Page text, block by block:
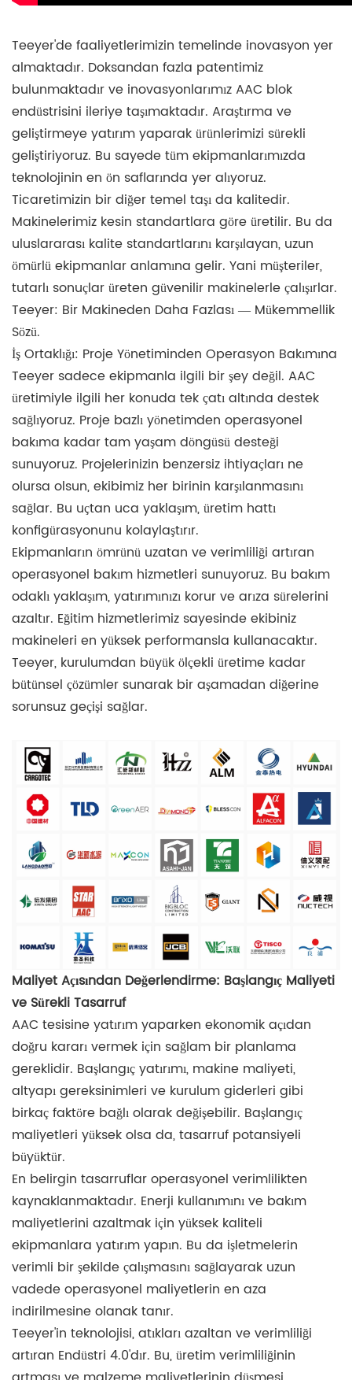
Teeyer'de faaliyetlerimizin temelinde inovasyon yer
almaktadır. Doksandan fazla patentimiz
bulunmaktadır ve inovasyonlarımız AAC blok
endüstrisini ileriye taşımaktadır. Araştırma ve
geliştirmeye yatırım yaparak ürünlerimizi sürekli
geliştiriyoruz. Bu sayede tüm ekipmanlarımızda
teknolojinin en ön saflarında yer alıyoruz.
Ticaretimizin bir diğer temel taşı da kalitedir.
Makinelerimiz kesin standartlara göre üretilir. Bu da
uluslararası kalite standartlarını karşılayan, uzun
ömürlü ekipmanlar anlamına gelir. Yani müşteriler,
tutarlı sonuçlar üreten güvenilir makinelerle çalışırlar.
Teeyer: Bir Makineden Daha Fazlası — Mükemmellik
Sözü.
İş Ortaklığı: Proje Yönetiminden Operasyon Bakımına
Teeyer sadece ekipmanla ilgili bir şey değil. AAC
üretimiyle ilgili her konuda tek çatı altında destek
sağlıyoruz. Proje bazlı yönetimden operasyonel
bakıma kadar tam yaşam döngüsü desteği
sunuyoruz. Projelerinizin benzersiz ihtiyaçları ne
olursa olsun, ekibimiz her birinin karşılanmasını
sağlar. Bu uçtan uca yaklaşım, üretim hattı
konfigürasyonunu kolaylaştırır.
Ekipmanların ömrünü uzatan ve verimliliği artıran
operasyonel bakım hizmetleri sunuyoruz. Bu bakım
odaklı yaklaşım, yatırımınızı korur ve arıza sürelerini
azaltır. Eğitim hizmetlerimiz sayesinde ekibiniz
makineleri en yüksek performansla kullanacaktır.
Teeyer, kurulumdan büyük ölçekli üretime kadar
bütünsel çözümler sunarak bir aşamadan diğerine
sorunsuz geçişi sağlar.
Maliyet Açısından Değerlendirme: Başlangıç ​​Maliyeti
ve Sürekli Tasarruf
AAC tesisine yatırım yaparken ekonomik açıdan
doğru kararı vermek için sağlam bir planlama
gereklidir. Başlangıç ​​yatırımı, makine maliyeti,
altyapı gereksinimleri ve kurulum giderleri gibi
birkaç faktöre bağlı olarak değişebilir. Başlangıç ​​
maliyetleri yüksek olsa da, tasarruf potansiyeli
büyüktür.
En belirgin tasarruflar operasyonel verimlilikten
kaynaklanmaktadır. Enerji kullanımını ve bakım
maliyetlerini azaltmak için yüksek kaliteli
ekipmanlara yatırım yapın. Bu da işletmelerin
verimli bir şekilde çalışmasını sağlayarak uzun
vadede operasyonel maliyetlerin en aza
indirilmesine olanak tanır.
Teeyer'in teknolojisi, atıkları azaltan ve verimliliği
artıran Endüstri 4.0'dır. Bu, üretim verimliliğinin